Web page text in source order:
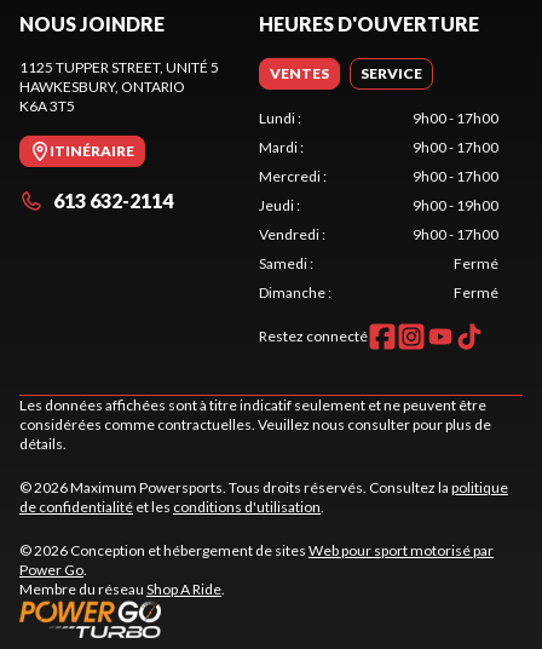
NOUS JOINDRE
1125 TUPPER STREET, UNITÉ 5
HAWKESBURY, ONTARIO
K6A 3T5
ITINÉRAIRE
613 632-2114
HEURES D'OUVERTURE
VENTES SERVICE
Lundi:
9h00 - 17h00
Mardi:
9h00 - 17h00
Mercredi:
9h00 - 17h00
Jeudi:
9h00 - 19h00
Vendredi:
9h00 - 17h00
Samedi:
Fermé
Dimanche: Fermé
Restez connecté
Les données affichées sont à titre indicatif seulement et ne peuvent être
considérées comme contractuelles. Veuillez nous consulter pour plus de
détails.
© 2026 Maximum Powersports. Tous droits réservés. Consultez la politique
de confidentialité et les conditions d'utilisation.
© 2026 Conception et hébergement de sites Web pour sport motorisé par
Power Go.
Membre du réseau Shop A Ride.